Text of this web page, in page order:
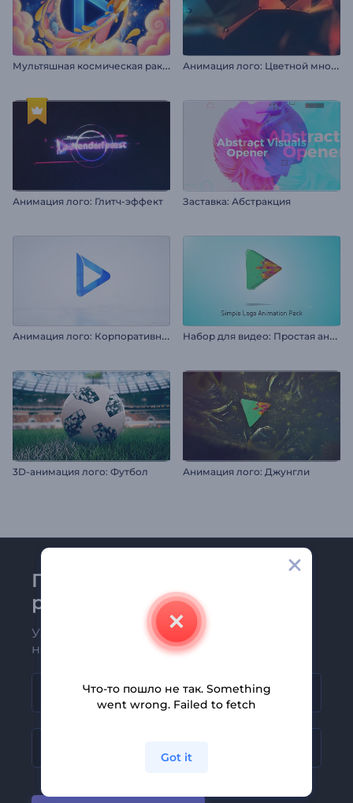
М
ультяшная космическая ракета А
нимация лого: Цветной многогранник
Анимация лого: Глитч-эффект Заставка: Абстракция
А
нимация лого: Корпоративный глянец Н
абор для видео: Простая анимация логотипа
3D-анимация лого: Футбол Анимация лого: Джунгли
Присоединяйтесь к
рассылке Renderforest
Узнавайте о последних новостях и
новых предложениях первыми
Что-то пошло не так. Something
went wrong. Failed to fetch
Got it